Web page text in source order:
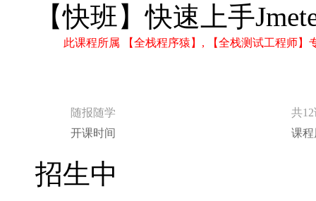
【快班】快速上手
此课程所属 【全栈程序猿】, 【全栈测试工程师
随报随学
共
开课时间
课
招生中